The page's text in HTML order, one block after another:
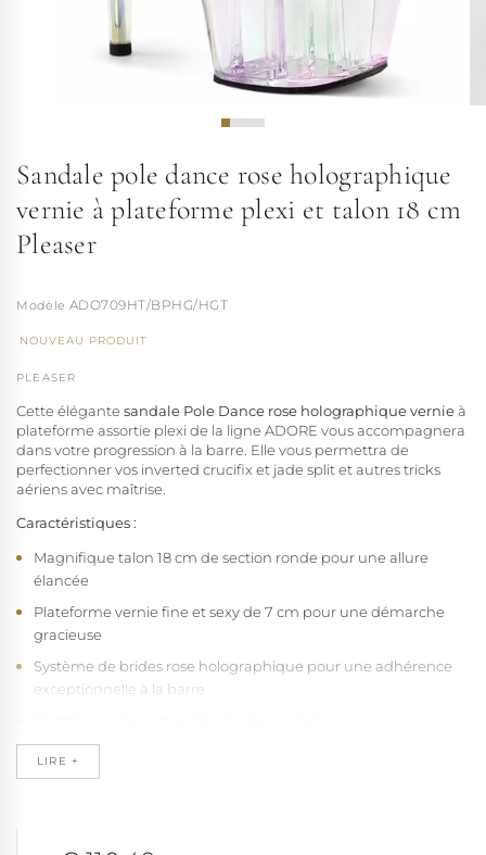
Sandale pole dance rose holographique
vernie à plateforme plexi et talon 18 cm
Pleaser
ADO709HT/BPHG/HGT
NOUVEAU PRODUIT
PLEASER
Cette élégante sandale Pole Dance rose holographique vernieà
plateforme assortie plexi de la ligne ADORE vous accompagnera
dans votre progression à la barre. Elle vous permettra de
perfectionner vos inverted crucifix et jade split et autres tricks
aériens avec maîtrise.
Caractéristiques :
Magnifique talon 18 cm de section ronde pour une allure
élancée
Plateforme vernie fine et sexy de 7 cm pour une démarche
gracieuse
Système de brides rose holographique pour une adhérence
exceptionnelle à la barre
de forme, recouverte de douce microfibre qui absorbe
LIRE +